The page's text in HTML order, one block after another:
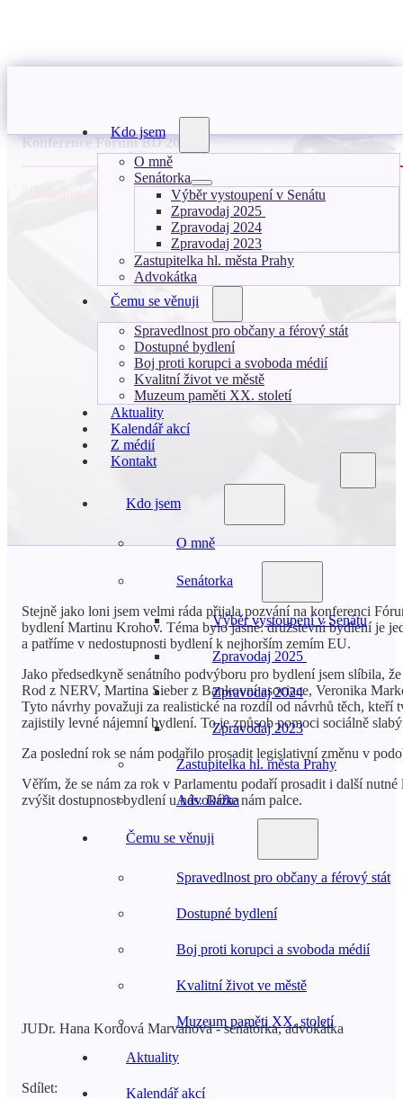
Kdo jsem
O mně
Senátorka
Výběr vystoupení v Senátu
Zpravodaj 2025
Zpravodaj 2024
Zpravodaj 2023
Zastupitelka hl. města Prahy
Advokátka
Čemu se věnuji
Spravedlnost pro občany a férový stát
Dostupné bydlení
Boj proti korupci a svoboda médií
Kvalitní život ve městě
Muzeum paměti XX. století
Aktuality
Kalendář akcí
Z médií
Kontakt
Kdo jsem
O mně
Senátorka
Výběr vystoupení v Senátu
Zpravodaj 2025
Zpravodaj 2024
Zpravodaj 2023
Zastupitelka hl. města Prahy
Advokátka
Čemu se věnuji
Spravedlnost pro občany a férový stát
Dostupné bydlení
Boj proti korupci a svoboda médií
Kvalitní život ve městě
Muzeum paměti XX. století
Aktuality
Kalendář akcí
Konference Fórum BD 2025
#Dostupné družstevní bydlení
Stejně jako loni jsem velmi ráda přijala pozvání na konferenci
bydlení Martinu Krohov. Téma bylo jasné: družstevní bydlení je
a patříme v nedostupnosti bydlení k nejhorším zemím EU.
Jako předsedkyně senátního podvýboru pro bydlení jsem slíbila,
Rod z NERV, Martina Sieber z Bankovní asociace, Veronika
Tyto návrhy považuji za realistické na rozdíl od návrhů těch, kteří
zajistily levné nájemní bydlení. To je způsob pomoci sociálně
Za poslední rok se nám podařilo prosadit legislativní změnu v
Věřím, že se nám za rok v Parlamentu podaří prosadit i další
zvýšit dostupnost bydlení u nás. Držte nám palce.
JUDr. Hana Kordová Marvanová - senátorka, advokátka
Sdílet: